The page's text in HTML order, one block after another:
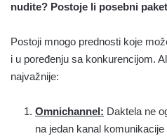
nudite? Postoje li posebni
Postoji mnogo prednosti koje
i u poređenju sa konkurencijom.
najvažnije:
Omnichannel: Daktela ne
na jedan kanal